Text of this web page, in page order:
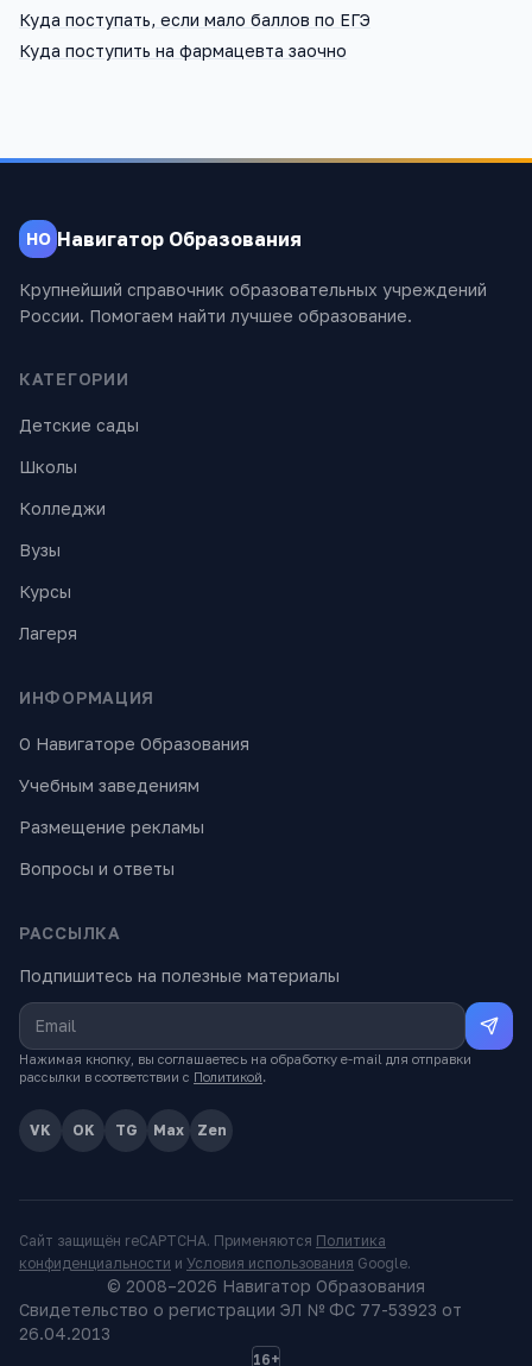
Куда поступать, если мало баллов по ЕГЭ
Куда поступить на фармацевта заочно
НО Навигатор Образования
Крупнейший справочник образовательных учреждений
России. Помогаем найти лучшее образование.
КАТЕГОРИИ
Детские сады
Школы
Колледжи
Вузы
Курсы
Лагеря
ИНФОРМАЦИЯ
О Навигаторе Образования
Учебным заведениям
Размещение рекламы
Вопросы и ответы
РАССЫЛКА
Подпишитесь на полезные материалы
Нажимая кнопку, вы соглашаетесь на обработку e-mail для отправки
рассылки в соответствии с Политикой.
VK OK TG Max Zen
Сайт защищён reCAPTCHA. Применяются Политика
конфиденциальности и Условия использования Google.
© 2008–2026 Навигатор Образования
Свидетельство о регистрации ЭЛ № ФС 77-53923 от
26.04.2013
16+